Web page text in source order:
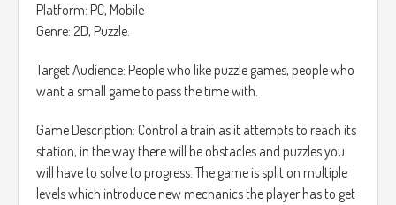
Platform: PC, Mobile
Genre: 2D, Puzzle.
Target Audience: People who like puzzle games, people who
want a small game to pass the time with.
Game Description: Control a train as it attempts to reach its
station, in the way there will be obstacles and puzzles you
will have to solve to progress. The game is split on multiple
levels which introduce new mechanics the player has to get